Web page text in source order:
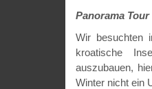
Panorama Tour
Wir besuchten
kroatische
auszubauen,
Winter nicht ein